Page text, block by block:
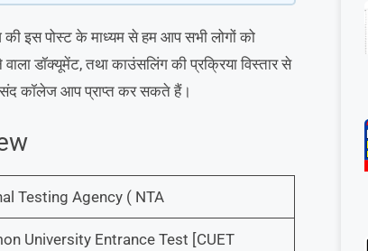
इस पोस्ट के माध्यम से हम आप सभी लोगों को
डॉक्यूमेंट, तथा काउंसलिंग की प्रक्रिया विस्तार से
कॉलेज आप प्राप्त कर सकते हैं।
Testing Agency ( NTA
University Entrance Test [CUET